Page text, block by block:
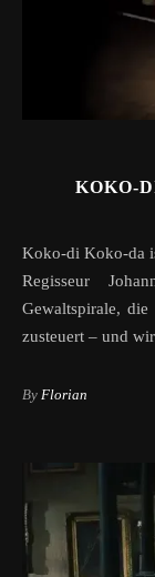
KOKO-
Koko-di Koko-da ist eine groteske Paar-Therapie des Wahnsinns.
Regisseur
Gewaltspirale,
zusteuert – und
By Florian